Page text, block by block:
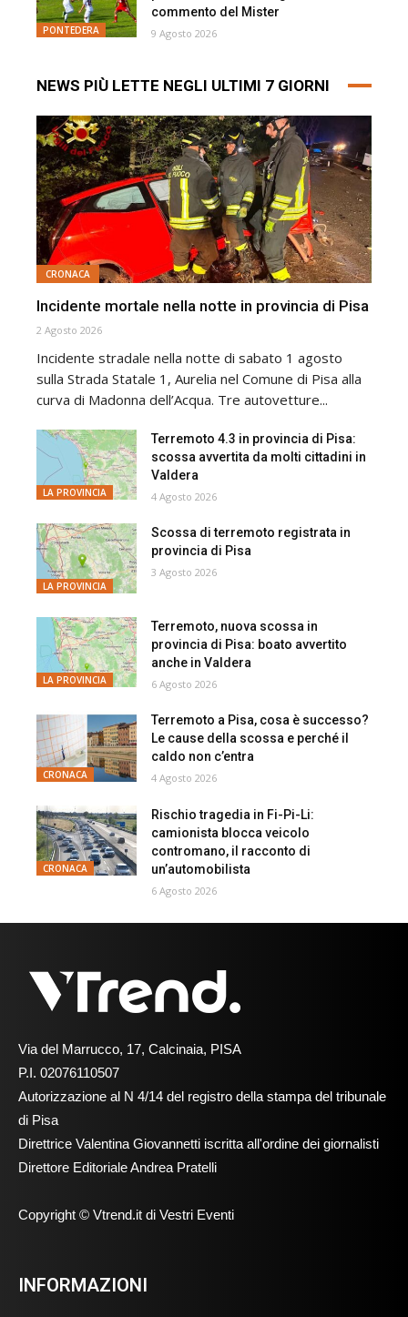
PONTEDERA
commento del Mister
9 Agosto 2026
NEWS PIÙ LETTE NEGLI ULTIMI 7 GIORNI
CRONACA
Incidente mortale nella notte in provincia di Pisa
2 Agosto 2026
Incidente stradale nella notte di sabato 1 agosto
sulla Strada Statale 1, Aurelia nel Comune di Pisa alla
curva di Madonna dell’Acqua. Tre autovetture...
LA PROVINCIA
Terremoto 4.3 in provincia di Pisa:
scossa avvertita da molti cittadini in
Valdera
4 Agosto 2026
LA PROVINCIA
Scossa di terremoto registrata in
provincia di Pisa
3 Agosto 2026
LA PROVINCIA
Terremoto, nuova scossa in
provincia di Pisa: boato avvertito
anche in Valdera
6 Agosto 2026
CRONACA
Terremoto a Pisa, cosa è successo?
Le cause della scossa e perché il
caldo non c’entra
4 Agosto 2026
CRONACA
Rischio tragedia in Fi-Pi-Li:
camionista blocca veicolo
contromano, il racconto di
un’automobilista
6 Agosto 2026
Via del Marrucco, 17, Calcinaia, PISA
P.I. 02076110507
Autorizzazione al N 4/14 del registro della stampa del tribunale
di Pisa
Direttrice Valentina Giovannetti iscritta all'ordine dei giornalisti
Direttore Editoriale Andrea Pratelli
Copyright © Vtrend.it di Vestri Eventi
INFORMAZIONI